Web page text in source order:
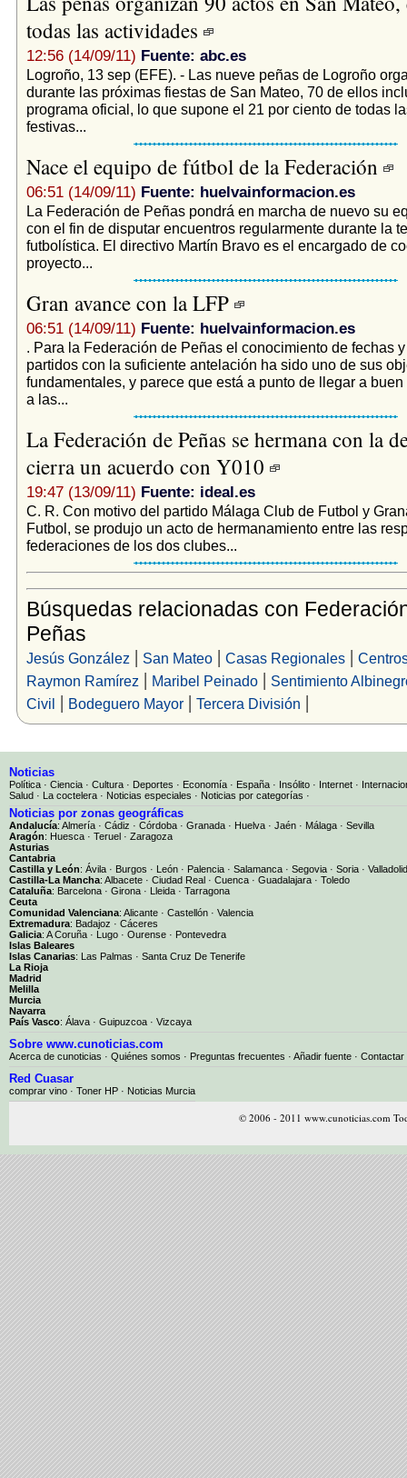
todas las actividades
12:56 (14/09/11) Fuente: abc.es
Logroño, 13 sep (EFE). - Las nueve peñas de Logroño
durante las próximas fiestas de San Mateo, 70 de ellos
programa oficial, lo que supone el 21 por ciento de todas
festivas...
Nace el equipo de fútbol de la Federación
06:51 (14/09/11) Fuente: huelvainformacion.es
La Federación de Peñas pondrá en marcha de nuevo su
con el fin de disputar encuentros regularmente durante la
futbolística. El directivo Martín Bravo es el encargado de
proyecto...
Gran avance con la LFP
06:51 (14/09/11) Fuente: huelvainformacion.es
. Para la Federación de Peñas el conocimiento de fechas
partidos con la suficiente antelación ha sido uno de sus
fundamentales, y parece que está a punto de llegar a
a las...
La Federación de Peñas se hermana con la
cierra un acuerdo con Y010
19:47 (13/09/11) Fuente: ideal.es
C. R. Con motivo del partido Málaga Club de Futbol y
Futbol, se produjo un acto de hermanamiento entre las
federaciones de los dos clubes...
Búsquedas relacionadas con
Peñas
Jesús González | San Mateo| Casas Regionales|
Raymon Ramírez | Maribel Peinado| Sentimiento
Civil | Bodeguero Mayor| Tercera División |
Noticias
Política · Ciencia · Cultura · Deportes · Economía · España · Insólito · Internet ·
Salud · La coctelera · Noticias especiales · Noticias por categorías ·
Noticias por zonas geográficas
Andalucía: Almería · Cádiz · Córdoba · Granada · Huelva · Jaén · Málaga · Sevilla
Aragón: Huesca · Teruel · Zaragoza
Asturias
Cantabria
Castilla y León: Ávila · Burgos · León · Palencia · Salamanca · Segovia · Soria · Valladolid
Castilla-La Mancha: Albacete · Ciudad Real · Cuenca · Guadalajara · Toledo
Cataluña: Barcelona · Girona · Lleida · Tarragona
Ceuta
Comunidad Valenciana: Alicante · Castellón · Valencia
Extremadura: Badajoz · Cáceres
Galicia: A Coruña · Lugo · Ourense · Pontevedra
Islas Baleares
Islas Canarias: Las Palmas · Santa Cruz De Tenerife
La Rioja
Madrid
Melilla
Murcia
Navarra
País Vasco: Álava · Guipuzcoa · Vizcaya
Sobre www.cunoticias.com
Acerca de cunoticias · Quiénes somos · Preguntas frecuentes · Añadir fuente · Contactar
Red Cuasar
comprar vino · Toner HP · Noticias Murcia
© 2006 - 2011 www.cunoticias.com